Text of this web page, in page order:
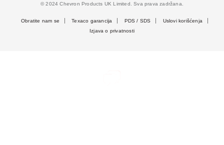
© 2024 Chevron Products UK Limited. Sva prava zadržana.
Obratite nam se Texaco garancija PDS / SDS
Uslovi korišćenja
Izjava o privatnosti